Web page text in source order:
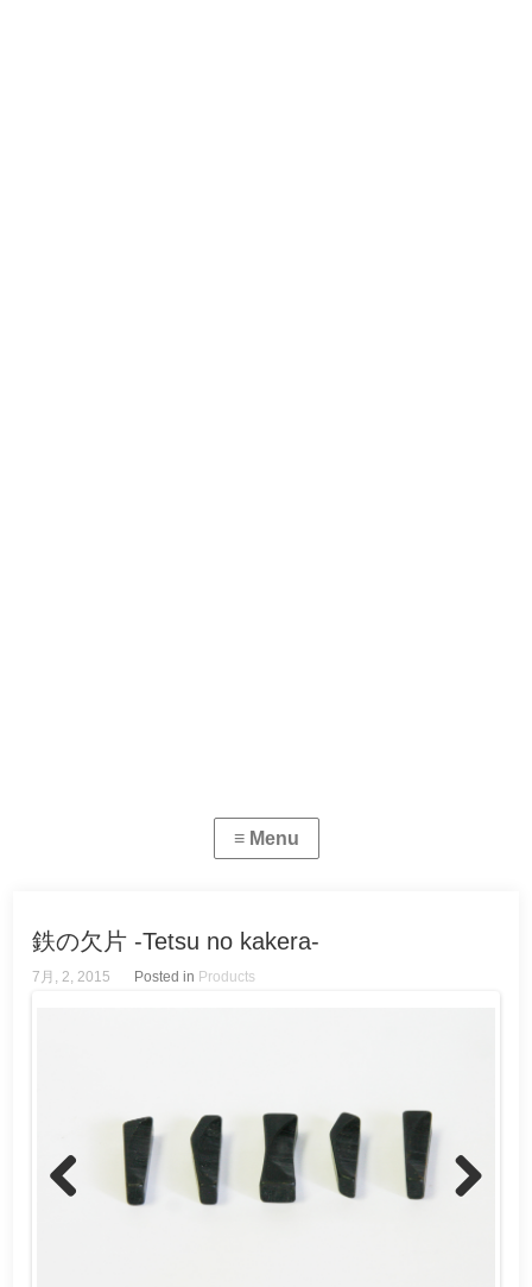
鉄の欠片 -Tetsu no kakera-
7月, 2, 2015 Posted in Products